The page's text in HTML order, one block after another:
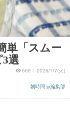
単「スムー
選
668 2026/7/7(火)
朝時間.jp編集部